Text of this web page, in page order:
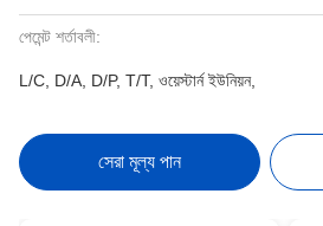
পেমেন্ট শর্তাবলী:
L/C, D/A, D/P, T/T, ওয়েস্টার্ন ইউনিয়ন,
সেরা মূল্য পান